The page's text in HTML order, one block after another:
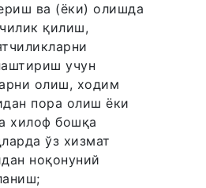
ва (ёки) олишда
қилиш,
учун
олиш, ходим
пора олиш ёки
хилоф бошқа
ўз хизмат
ноқонуний